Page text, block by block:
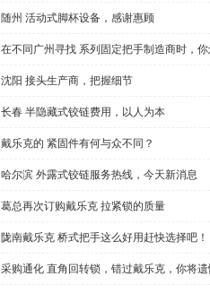
随州 活动式脚杯设备，感谢惠顾
在不同广州寻找 系列固定把手制造商时，
沈阳 接头生产商，把握细节
长春 半隐藏式铰链费用，以人为本
戴乐克的 紧固件有何与众不同？
哈尔滨 外露式铰链服务热线，今天新消息
葛总再次订购戴乐克 拉紧锁的质量
陇南戴乐克 桥式把手这么好用赶快选择吧！
采购通化 直角回转锁，错过戴乐克，你将